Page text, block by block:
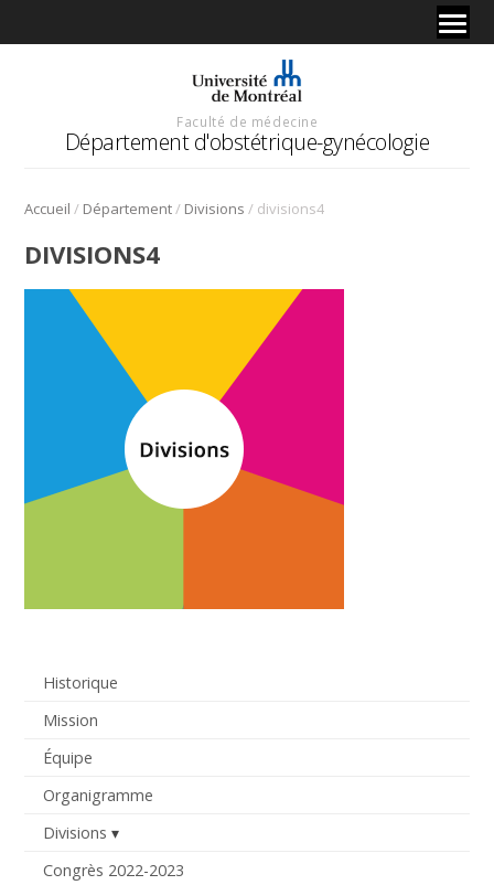
Faculté de médecine
Département d'obstétrique-gynécologie
Accueil / Département/ Divisions / divisions4
Historique
Mission
Équipe
Organigramme
Divisions
Congrès 2022-2023
DIVISIONS4